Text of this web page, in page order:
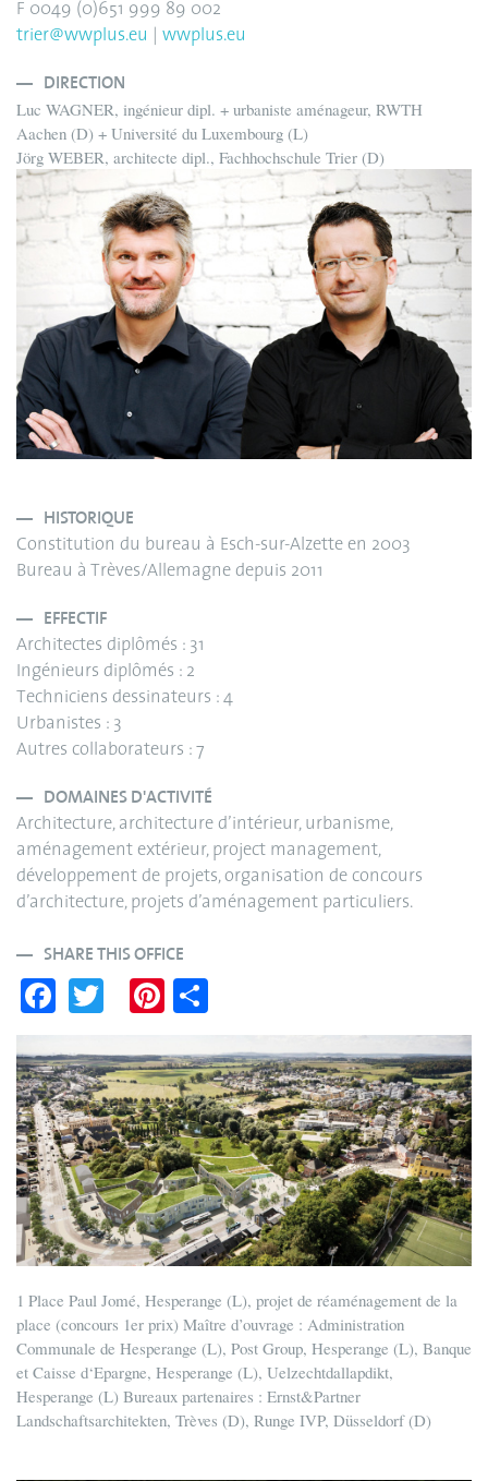
F 0049 (0)651 999 89 002
trier@wwplus.eu
wwplus.eu
DIRECTION
Luc WAGNER, ingénieur dipl. + urbaniste aménageur, RWTH
Aachen (D) + Université du Luxembourg (L)
Jörg WEBER, architecte dipl., Fachhochschule Trier (D)
HISTORIQUE
Constitution du bureau à Esch-sur-Alzette en 2003
Bureau à Trèves/Allemagne depuis 2011
EFFECTIF
Architectes diplômés : 31
Ingénieurs diplômés : 2
Techniciens dessinateurs : 4
Urbanistes : 3
Autres collaborateurs : 7
DOMAINES D'ACTIVITÉ
Architecture, architecture d’intérieur, urbanisme,
aménagement extérieur, project management,
développement de projets, organisation de concours
d’architecture, projets d’aménagement particuliers.
SHARE THIS OFFICE
Fa
ce
bo
ok
wi
tte
r
Pi
nt
er
es
t
re
1 Place Paul Jomé, Hesperange (L), projet de réaménagement de la
place (concours 1er prix) Maître d’ouvrage : Administration
Communale de Hesperange (L), Post Group, Hesperange (L), Banque
et Caisse d‘Epargne, Hesperange (L), Uelzechtdallapdikt,
Hesperange (L) Bureaux partenaires : Ernst&Partner
Landschaftsarchitekten, Trèves (D), Runge IVP, Düsseldorf (D)